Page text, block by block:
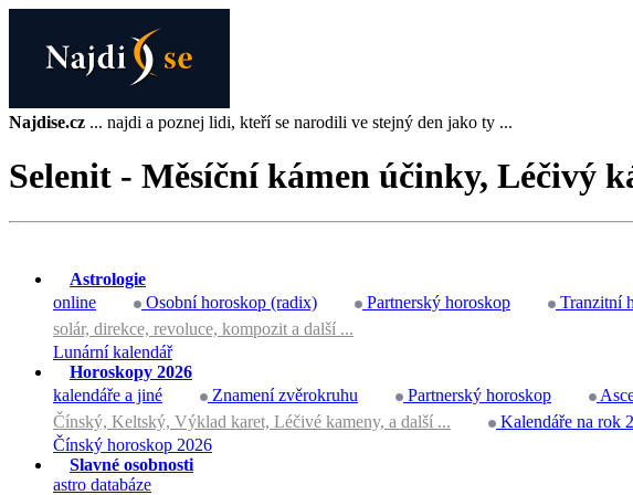
Najdise.cz ... najdi a poznej lidi, kteří se narodili ve stejný den jako ty ...
Selenit - Měsíční kámen účinky, Léčivý
Astrologie
online
Osobní horoskop (radix) Partnerský horoskop Tranzitní
solár, direkce, revoluce, kompozit a další ...
Lunární kalendář
Horoskopy 2026
kalendáře a jiné
Znamení zvěrokruhu Partnerský horoskop
Čínský, Keltský, Výklad karet, Léčivé kameny, a další ...
Kalendáře na rok
Čínský horoskop 2026
Slavné osobnosti
astro databáze